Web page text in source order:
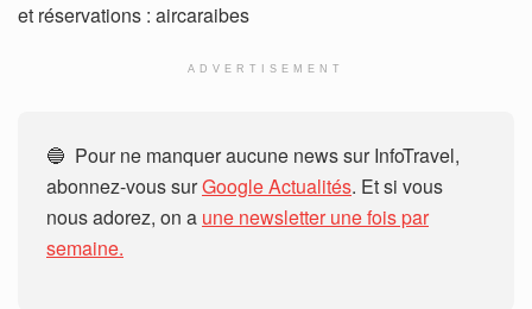
et réservations : aircaraibes
ADVERTISEMENT
🔵 Pour ne manquer aucune news sur InfoTravel,
abonnez-vous surGoogle Actualités. Et si vous
nous adorez, on a une newsletter une fois par
semaine.